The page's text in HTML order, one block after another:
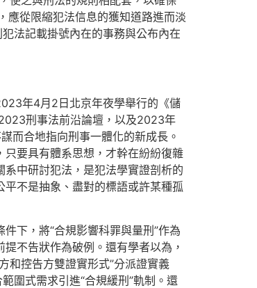
應從限縮犯法信息的獲知道路進而淡
法記載掛號內在的事務與公布內在
年4月2日北京年夜學舉行的《儲
刑事法前沿論壇，以及2023年
而合地指向刑事一體化的新成長。
只要具有體系思想，才幹在紛紛復雜
中研討犯法，是犯法學實證剖析的
不是抽象、盡對的標語或許某種孤
下，將“合規影響科罪與量刑”作為
不告狀作為破例。還有學者以為，
和控告方雙證實形式”分派證實義
圍式需求引進“合規緩刑”軌制。還